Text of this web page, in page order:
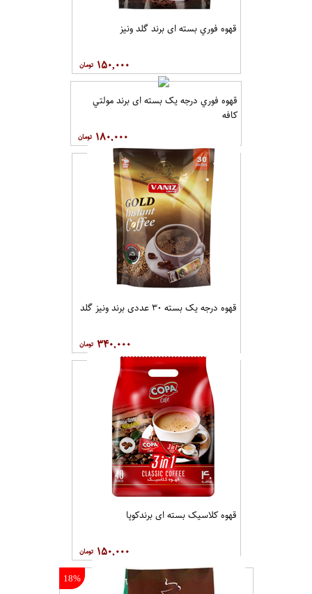
قهوه فوري بسته ای برند گلد ونيز
۱۵۰,۰۰۰
قهوه فوري درجه یک بسته ای برند مولتي
کافه
۱۸۰,۰۰۰
قهوه درجه یک بسته ۳۰ عددی برند ونيز گلد
۳۴۰,۰۰۰
قهوه کلاسيک بسته ای برندکوپا
۱۵۰,۰۰۰
18%